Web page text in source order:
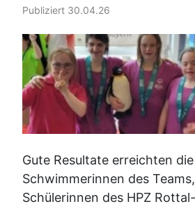
Publiziert 30.04.26
Gute Resultate erreichten
Schwimmerinnen des
Schülerinnen des HPZ